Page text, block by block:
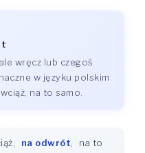
wręcz lub czegoś
w języku polskim
na to samo.
, na odwrót,
na to